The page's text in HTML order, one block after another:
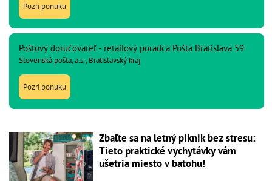
Pozri ponuku
Poštový doručovateľ - retailový poradca Pošta Bratislava 59
Slovenská pošta, a.s., Bratislavský kraj
Pozri ponuku
Zbaľte sa na letný piknik bez stresu:
Tieto praktické vychytávky vám
ušetria miesto v batohu!